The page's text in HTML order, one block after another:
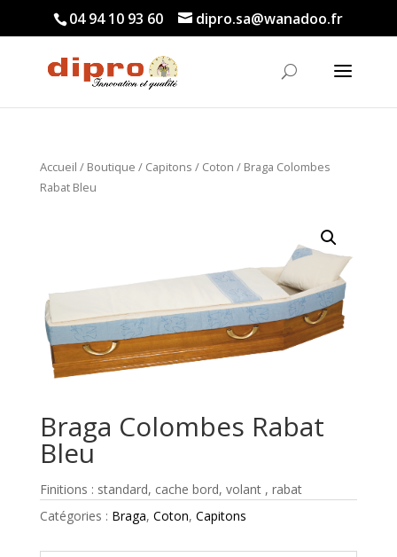
04 94 10 93 60 dipro.sa@wanadoo.fr
Accueil / Boutique / Capitons / Coton / Braga Colombes
Rabat Bleu
Braga Colombes Rabat
Bleu
Finitions : standard, cache bord, volant , rabat
Catégories : Braga, Coton, Capitons